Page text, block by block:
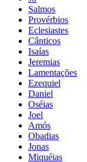
Salmos
Provérbios
Eclesiastes
Cânticos
Isaías
Jeremias
Lamentações
Ezequiel
Daniel
Oséias
Joel
Amós
Obadias
Jonas
Miquéias